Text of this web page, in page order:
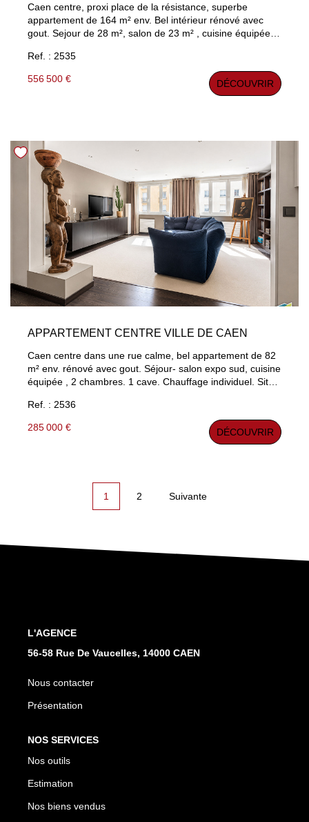
Caen centre, proxi place de la résistance, superbe
appartement de 164 m² env. Bel intérieur rénové avec
gout. Sejour de 28 m², salon de 23 m² , cuisine équipée, 4
Chauffage individuel. Appartement pouvant être divisé en
deux f3/4 sans travaux (2 lots de copro) Mérite une visite.
Ref. : 2535
556 500 € DÉCOUVRIR
APPARTEMENT CENTRE VILLE DE CAEN
Caen centre dans une rue calme, bel appartement de 82
m² env. rénové avec gout. Séjour- salon expo sud, cuisine
équipée , 2 chambres. 1 cave. Chauffage individuel. Situé
commerces et du tram. (possibilité garage).
Ref. : 2536
285 000 € DÉCOUVRIR
1 2 Suivante
L'AGENCE
56-58 Rue De Vaucelles, 14000 CAEN
Nous contacter
Présentation
NOS SERVICES
Nos outils
Estimation
Nos biens vendus